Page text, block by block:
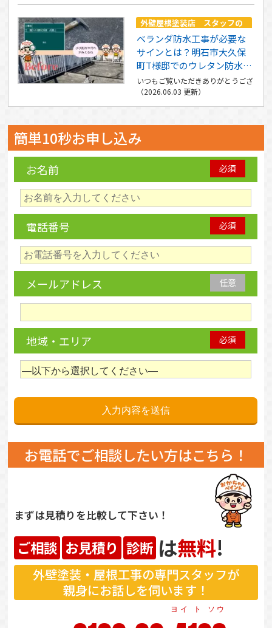
ベランダ防水工事が必要な
サインとは？明石市大久保
町T様邸でのウレタン防水工
事をご紹介
いつもご覧いただきありがとうござい
（2026.06.03 更新）
外壁屋根塗装店 スタッフの
つぶやき
簡単10秒お申し込み
お電話でご相談したい方はこちら！
まずは見積りを比較して下さい！
ご相談 お見積り 診断 は無料!
外壁塗装・屋根工事の専門スタッフが
親身にお話しを伺います！
ヨイ ト ソウ